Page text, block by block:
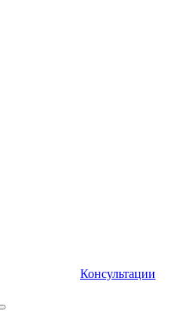
Консультации